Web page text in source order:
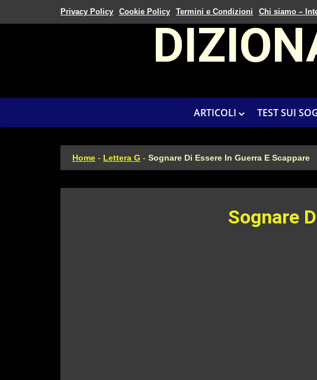
Privacy Policy Cookie Policy Termini e Condizioni Chi siamo –
ARTICOLI TEST SUI
Home - Lettera G - Sognare Di Essere In Guerra E Scappare
Sognare